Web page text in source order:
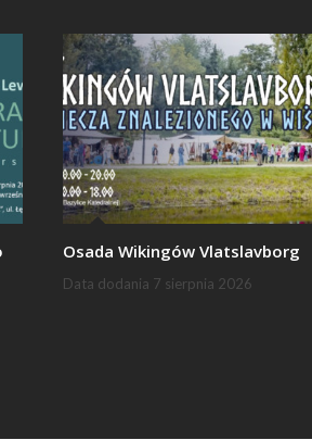
Osada Wikingów Vlatslavborg
Data dodania 7 sierpnia 2026